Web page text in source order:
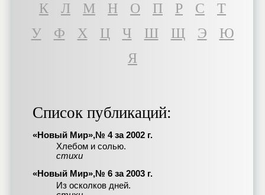
К
Л М Н О П Р С
Т
У
Ф Х Ц Ч Ш Щ Э
Ю
Я
Список публикаций:
«Новый Мир»,№ 4 за 2002 г.
Хлебом и солью.
стихи
«Новый Мир»,№ 6 за 2003 г.
Из осколков дней.